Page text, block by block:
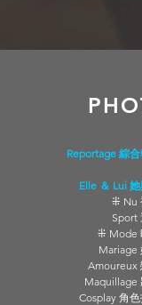
Reportage 綜
Elle ＆ Lui
⁜ Nu
Sport
⁜ Mode
Mariage
Amoureux
Maquillage
Cosplay 角